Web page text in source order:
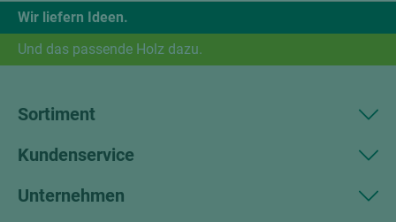
Wir liefern Ideen.
Und das passende Holz dazu.
Sortiment
Kundenservice
Unternehmen